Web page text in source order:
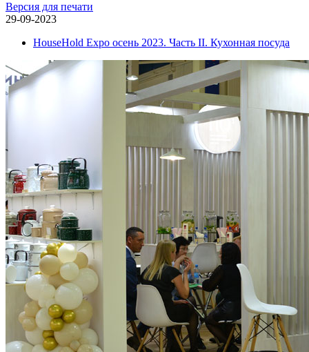
Версия для печати
29-09-2023
HouseHold Expo осень 2023. Часть II. Кухонная посуда